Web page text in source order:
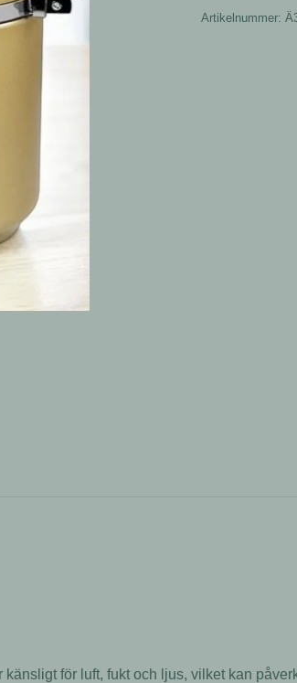
Artikelnummer:
för luft, fukt och ljus, vilket kan